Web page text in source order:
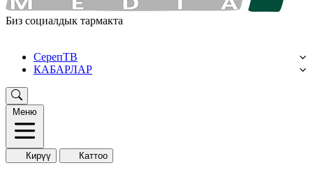
Биз социалдык тармакта
СерепТВ
КАБАРЛАР
Меню
Кирүү Каттоо